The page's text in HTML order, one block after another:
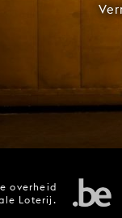
overheid
Loterij.